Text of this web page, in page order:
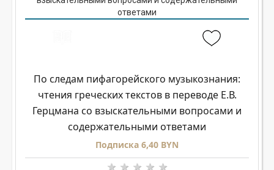
По следам пифагорейского музыкознания:
чтения греческих текстов в переводе Е.В.
Герцмана со взыскательными вопросами и
содержательными ответами
Подписка 6,40 BYN